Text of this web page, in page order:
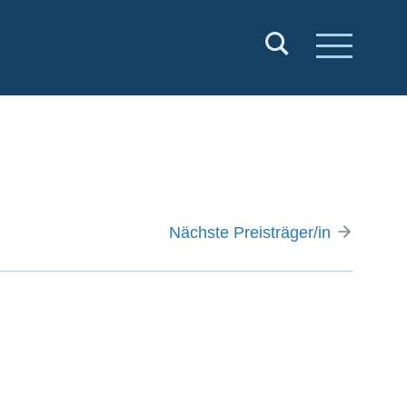
Nächste Preisträger/in